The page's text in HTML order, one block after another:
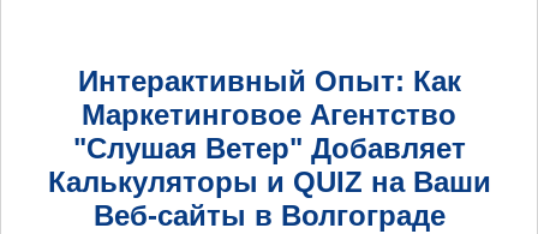
Интерактивный Опыт: Как
Маркетинговое Агентство
"Слушая Ветер" Добавляет
Калькуляторы и QUIZ на Ваши
Веб-сайты в Волгограде